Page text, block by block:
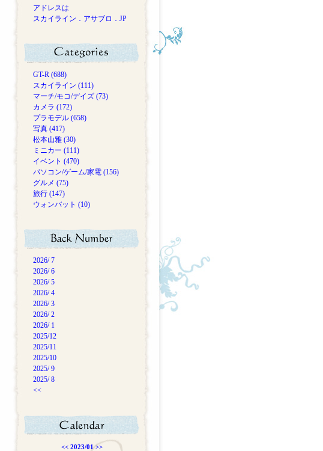
アドレスは
スカイライン．アサブロ．JP
GT-R (688)
スカイライン (111)
マーチ/モコ/デイズ (73)
カメラ (172)
プラモデル (658)
写真 (417)
松本山雅 (30)
ミニカー (111)
イベント (470)
パソコン/ゲーム/家電 (156)
グルメ (75)
旅行 (147)
ウォンバット (10)
2026/ 7
2026/ 6
2026/ 5
2026/ 4
2026/ 3
2026/ 2
2026/ 1
2025/12
2025/11
2025/10
2025/ 9
2025/ 8
<<
<< 2023/01 >>